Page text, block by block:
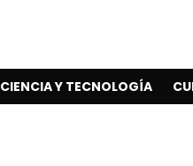
CIENCIA Y TECNOLOGÍA